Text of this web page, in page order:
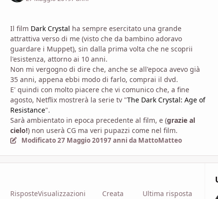
Il film Dark Crystal ha sempre esercitato una grande
attrattiva verso di me (visto che da bambino adoravo
guardare i Muppet), sin dalla prima volta che ne scoprii
l'esistenza, attorno ai 10 anni.
Non mi vergogno di dire che, anche se all'epoca avevo già
35 anni, appena ebbi modo di farlo, comprai il dvd.
E' quindi con molto piacere che vi comunico che, a fine
agosto, Netflix mostrerà la serie tv "The Dark Crystal: Age of
Resistance".
Sarà ambientato in epoca precedente al film, e (grazie al
cielo!) non userà CG ma veri pupazzi come nel film.
Modificato27 Maggio 20197 anni da MattoMatteo
RisposteVisualizzazioni Creata Ultima risposta